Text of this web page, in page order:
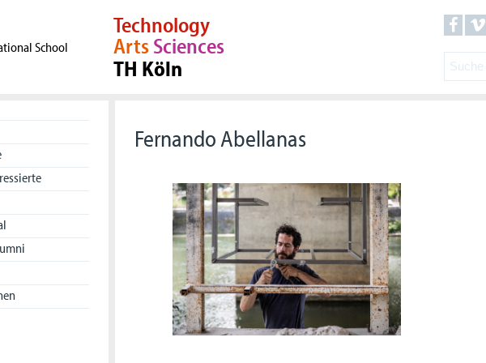
School
Technology
ArtsSciences
TH Köln
Fernando Abellanas